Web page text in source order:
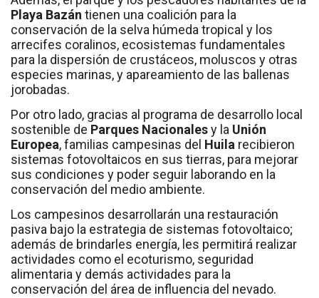
Playa Bazán tienen una coalición para la
conservación de la selva húmeda tropical y los
arrecifes coralinos, ecosistemas fundamentales
para la dispersión de crustáceos, moluscos y otras
especies marinas, y apareamiento de las ballenas
jorobadas.
Por otro lado, gracias al programa de desarrollo local
sostenible de Parques Nacionalesy la Unión
Europea, familias campesinas del Huila recibieron
sistemas fotovoltaicos en sus tierras, para mejorar
sus condiciones y poder seguir laborando en la
conservación del medio ambiente.
Los campesinos desarrollarán una restauración
pasiva bajo la estrategia de sistemas fotovoltaico;
además de brindarles energía, les permitirá realizar
actividades como el ecoturismo, seguridad
alimentaria y demás actividades para la
conservación del área de influencia del nevado.